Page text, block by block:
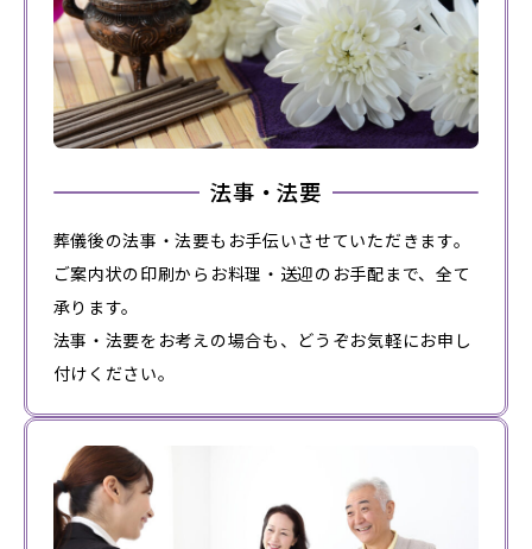
法事・法要
葬儀後の法事・法要もお手伝いさせていただきます。
ご案内状の印刷からお料理・送迎のお手配まで、全て
承ります。
法事・法要をお考えの場合も、どうぞお気軽にお申し
付けください。